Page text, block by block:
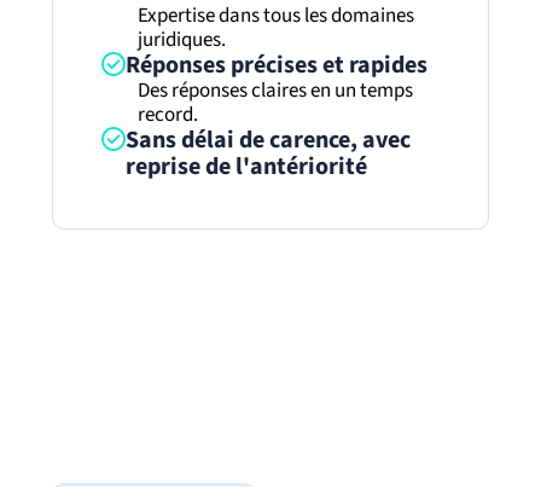
Expertise dans tous les domaines
juridiques.
Réponses précises et rapides
Des réponses claires en un temps
record.
Sans délai de carence, avec
reprise de l'antériorité